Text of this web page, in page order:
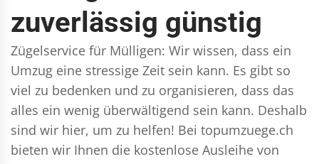
zuverlässig günstig
Zügelservice für Mülligen: Wir wissen, dass ein
Umzug eine stressige Zeit sein kann. Es gibt so
viel zu bedenken und zu organisieren, dass das
alles ein wenig überwältigend sein kann. Deshalb
sind wir hier, um zu helfen! Bei topumzuege.ch
bieten wir Ihnen die kostenlose Ausleihe von